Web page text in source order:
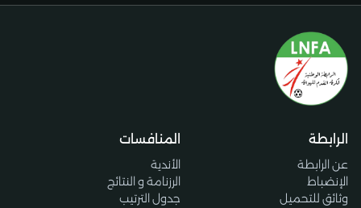
الرابطة
عن الرابطة
الإنضباط
وثائق للتحميل
المنافسات
الأندية
الرزنامة و النتائج
جدول الترتيب